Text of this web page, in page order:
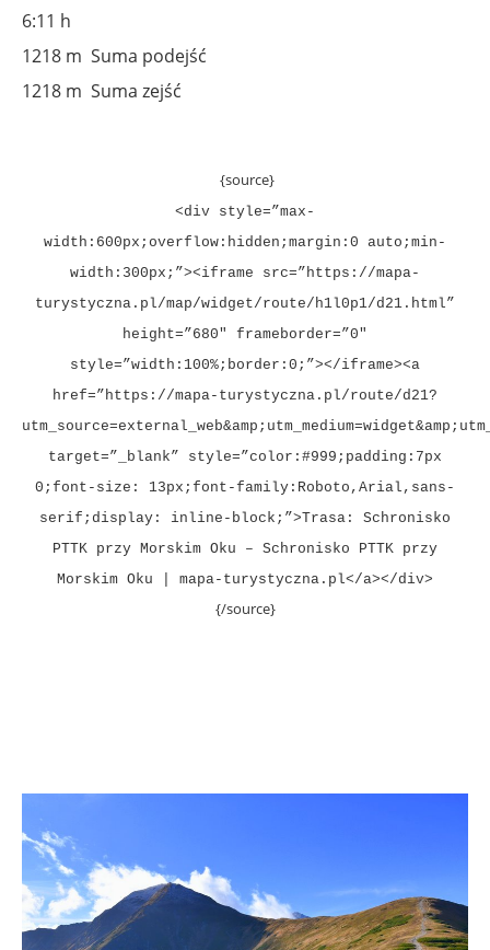
6:11 h
1218 m Suma podejść
1218 m Suma zejść
{source}
<div style=”max-
width:600px;overflow:hidden;margin:0 auto;min-
width:300px;”><iframe src=”https://mapa-
turystyczna.pl/map/widget/route/h1l0p1/d21.html”
height=”680″ frameborder=”0″
style=”width:100%;border:0;”></iframe><a
href=”https://mapa-turystyczna.pl/route/d21?
target=”_blank” style=”color:#999;padding:7px
0;font-size: 13px;font-family:Roboto,Arial,sans-
serif;display: inline-block;”>Trasa: Schronisko
PTTK przy Morskim Oku – Schronisko PTTK przy
Morskim Oku | mapa-turystyczna.pl</a></div>
{/source}